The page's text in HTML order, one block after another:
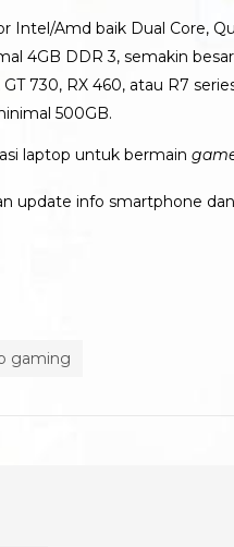
Intel/Amd baik Dual Core,
4GB DDR 3, semakin
GT 730, RX 460, atau R7
500GB.
laptop untuk bermain
update info smartphone
gaming